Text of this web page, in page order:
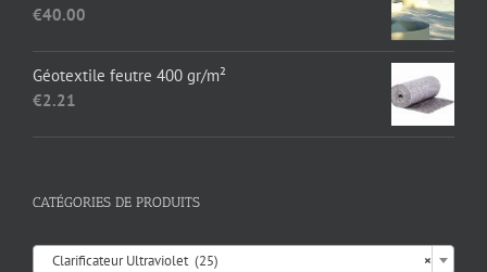
€40.00
Géotextile feutre 400 gr/m²
€2.21
CATÉGORIES DE PRODUITS
×
Clarificateur Ultraviolet (25)